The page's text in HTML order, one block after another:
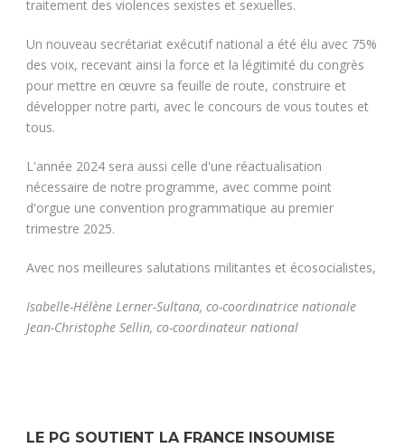
traitement des violences sexistes et sexuelles.
Un nouveau secrétariat exécutif national a été élu avec 75%
des voix, recevant ainsi la force et la légitimité du congrès
pour mettre en œuvre sa feuille de route, construire et
développer notre parti, avec le concours de vous toutes et
tous.
L'année 2024 sera aussi celle d'une réactualisation
nécessaire de notre programme, avec comme point
d'orgue une convention programmatique au premier
trimestre 2025.
Avec nos meilleures salutations militantes et écosocialistes,
Isabelle-Hélène Lerner-Sultana, co-coordinatrice nationale
Jean-Christophe Sellin, co-coordinateur national
LE PG SOUTIENT LA FRANCE INSOUMISE